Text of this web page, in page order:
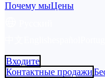
Почему мыЦены
Входите
Контактные продажи